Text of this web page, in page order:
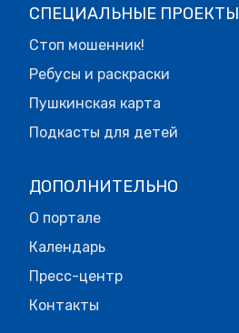
СПЕЦИАЛЬНЫЕ ПРОЕКТЫ
Стоп мошенник!
Ребусы и раскраски
Пушкинская карта
Подкасты для детей
ДОПОЛНИТЕЛЬНО
О портале
Календарь
Пресс-центр
Контакты